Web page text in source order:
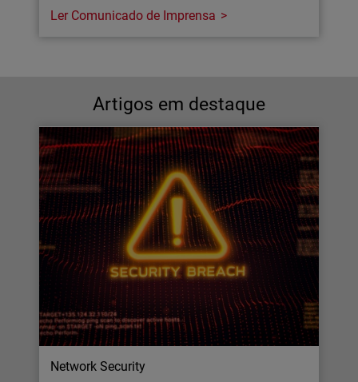
Ler Comunicado de Imprensa
Artigos em destaque
Network Security